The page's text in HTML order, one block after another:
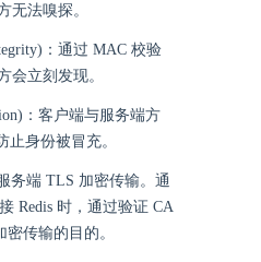
无法嗅探。
：通过 MAC 校验
会立刻发现。
：客户端与服务端方
止身份被冒充。
务端 TLS 加密传输。通
Redis 时，通过验证 CA
传输的目的。